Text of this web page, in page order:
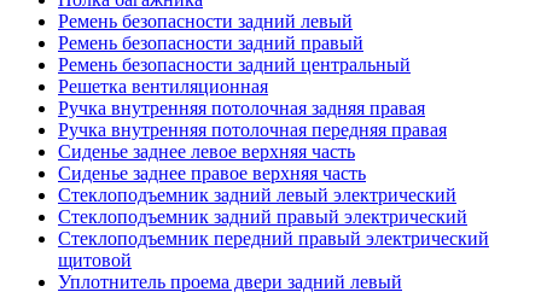
Ремень безопасности задний левый
Ремень безопасности задний правый
Ремень безопасности задний центральный
Решетка вентиляционная
Ручка внутренняя потолочная задняя правая
Ручка внутренняя потолочная передняя правая
Сиденье заднее левое верхняя часть
Сиденье заднее правое верхняя часть
Стеклоподъемник задний левый электрический
Стеклоподъемник задний правый электрический
Стеклоподъемник передний правый электрический
щитовой
Уплотнитель проема двери задний левый